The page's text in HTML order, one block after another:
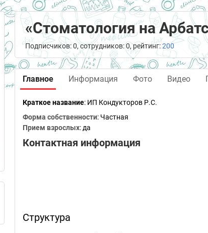
«Стоматология на
Подписчиков: 0, сотрудников: 0, рейтинг:200
Главное Информация Фото Видео
Краткое название: ИП Кондукторов Р.С.
Форма собственности: Частная
Прием взрослых: да
Контактная информация
Структура